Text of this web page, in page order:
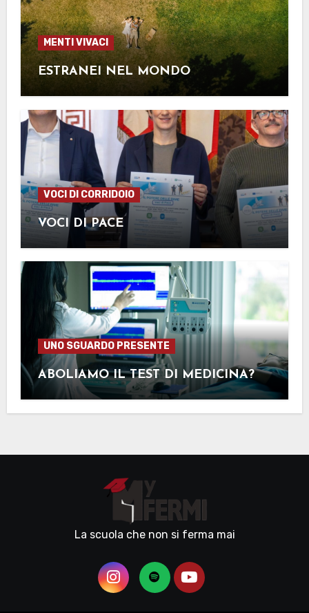
MENTI VIVACI
ESTRANEI NEL MONDO
VOCI DI CORRIDOIO
VOCI DI PACE
UNO SGUARDO PRESENTE
ABOLIAMO IL TEST DI MEDICINA?
La scuola che non si ferma mai